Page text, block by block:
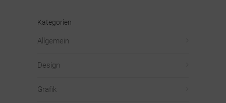
Kategorien
Allgemein
Design
Grafik